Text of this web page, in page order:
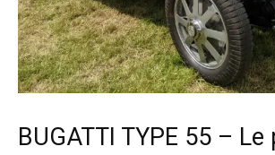
BUGATTI TYPE 55 –